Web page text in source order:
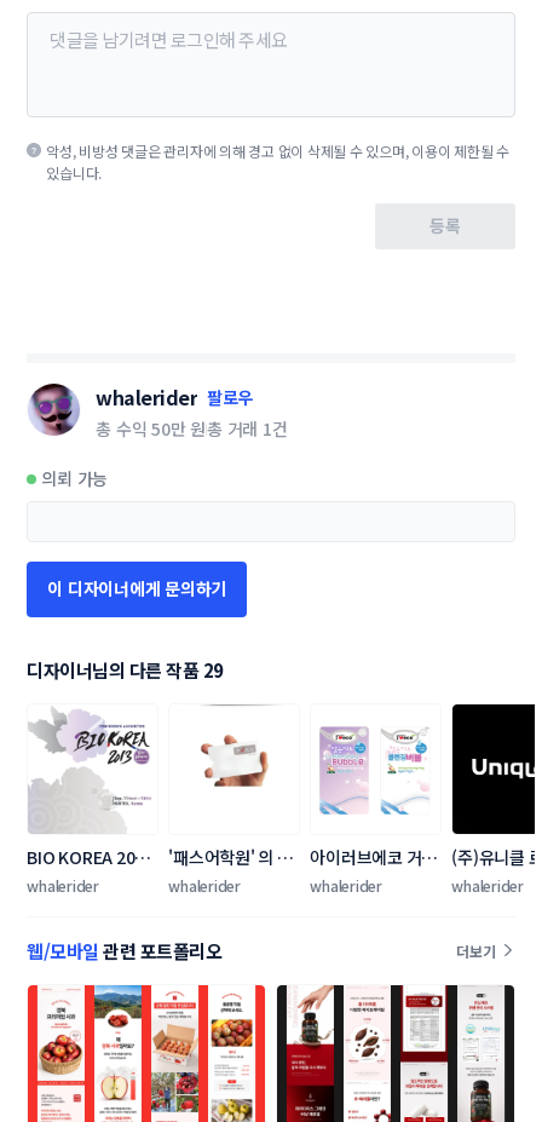
악성, 비방성 댓글은 관리자에 의해 경고 없이 삭제될 수 있으며, 이용이 제한될 수
있습니다.
등록
whalerider 팔로우
총 수익 50만 원총 거래 1건
의뢰 가능
이 디자이너에게 문의하기
디자이너님의 다른 작품 29
BIO KOREA 2013
포스터 디자인 공모
whalerider
'패스어학원' 의 로
고를 만들어주세
whalerider
아이러브에코 거품
비누 투명라벨 디자
whalerider
(주)유니클
자인 의뢰
whalerider
웹/모바일 관련 포트폴리오 더보기